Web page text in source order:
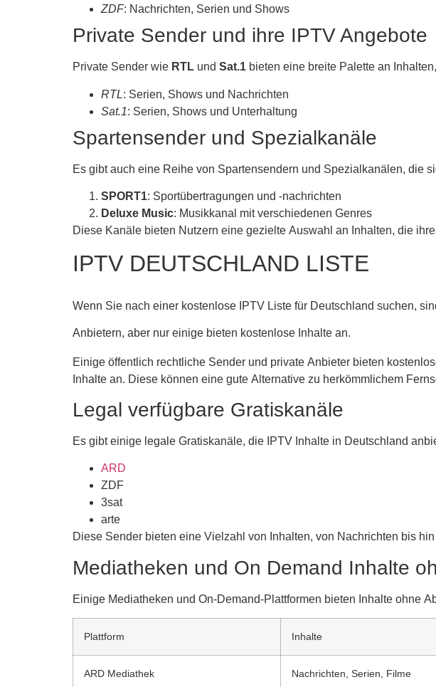
ZDF: Nachrichten, Serien und Shows
Private Sender und ihre IPTV Angebote
Private Sender wie RTL und Sat.1 bieten eine breite Palette an
RTL: Serien, Shows und Nachrichten
Sat.1: Serien, Shows und Unterhaltung
Spartensender und Spezialkanäle
Es gibt auch eine Reihe von Spartensendern und Spezialkanälen, die
SPORT1: Sportübertragungen und -nachrichten
Deluxe Music: Musikkanal mit verschiedenen Genres
Diese Kanäle bieten Nutzern eine gezielte Auswahl an Inhalten, die
IPTV DEUTSCHLAND LISTE
Wenn Sie nach einer kostenlose IPTV Liste für Deutschland suchen,
Anbietern, aber nur einige bieten kostenlose Inhalte an.
Einige öffentlich rechtliche Sender und private Anbieter bieten
Inhalte an. Diese können eine gute Alternative zu herkömmlichem
Legal verfügbare Gratiskanäle
Es gibt einige legale Gratiskanäle, die IPTV Inhalte in Deutschland
ARD
ZDF
3sat
arte
Diese Sender bieten eine Vielzahl von Inhalten, von Nachrichten bis
Mediatheken und On Demand Inhalte
Einige Mediatheken und On-Demand-Plattformen bieten Inhalte ohne
Plattform Inhalte
ARD Mediathek Nachrichten, Serien, Filme